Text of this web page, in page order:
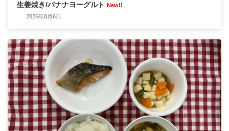
生姜焼き/バナナヨーグルト New!!
2026年8月6日